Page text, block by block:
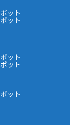
ット
ット
ット
ット
ット